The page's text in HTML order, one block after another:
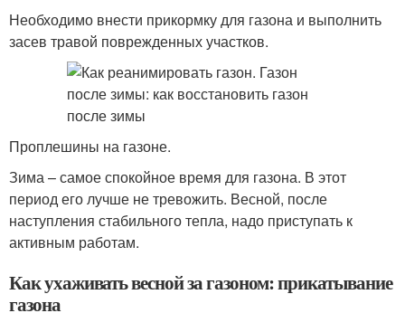
Необходимо внести прикормку для газона и выполнить
засев травой поврежденных участков.
Проплешины на газоне.
Зима – самое спокойное время для газона. В этот
период его лучше не тревожить. Весной, после
наступления стабильного тепла, надо приступать к
активным работам.
Как ухаживать весной за газоном: прикатывание
газона